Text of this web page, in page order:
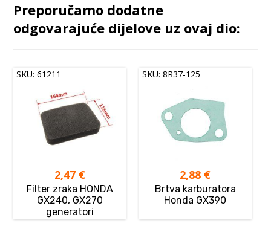
Preporučamo dodatne
odgovarajuće dijelove uz ovaj dio:
SKU: 61211
2,47 €
Filter zraka HONDA
GX240, GX270
generatori
SKU: 8R37-125
2,88 €
Brtva karburatora
Honda GX390